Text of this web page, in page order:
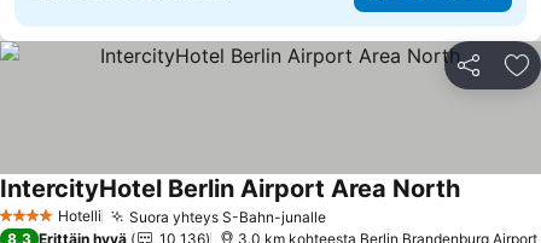
Jaa
4 Tähtiluokitus
Hotelli Suora yhteys S-Bahn-junalleKatso hinnat
IntercityHotel Berlin Airport Area NorthKatso
8,3 Erittäin hyvä 10 136 3.0 km kohteesta Berlin Brandenburg Airport